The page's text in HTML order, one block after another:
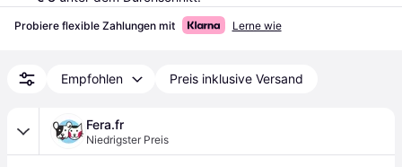
Probiere flexible Zahlungen mit Lerne wie
Empfohlen Preis inklusive Versand
Fera.fr
Niedrigster Preis